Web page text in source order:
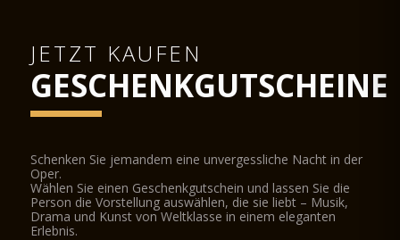
JETZT KAUFEN
GESCHENKGUTSCHEINE
Schenken Sie jemandem eine unvergessliche Nacht in der
Oper.
Wählen Sie einen Geschenkgutschein und lassen Sie die
Person die Vorstellung auswählen, die sie liebt – Musik,
Drama und Kunst von Weltklasse in einem eleganten
Erlebnis.